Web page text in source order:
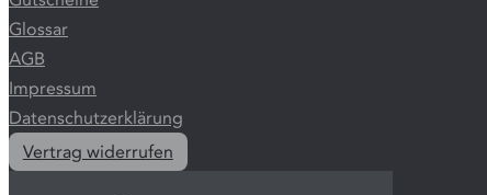
Glossar
AGB
Impressum
Datenschutzerklärung
Vertrag widerrufen